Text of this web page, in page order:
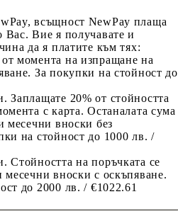
всъщност NewPay плаща
Вас. Вие я получавате и
да я платите към тях:
момента на изпращане на
За покупки на стойност до
Заплащате 20% от стойността
с карта. Останалата сума
месечни вноски без
на стойност до 1000 лв. /
Стойността на поръчката се
месечни вноски с оскъпяване.
до 2000 лв. / €1022.61